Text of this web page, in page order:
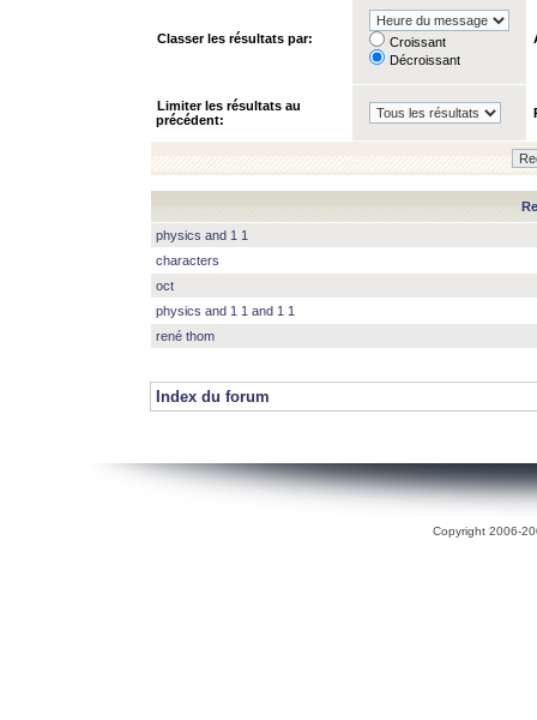
Classer les résultats par:
Croissant
Décroissant
Limiter les résultats au
précédent:
physics and 1 1
characters
oct
physics and 1 1 and 1 1
rené thom
Index du forum
Copyright 2006-